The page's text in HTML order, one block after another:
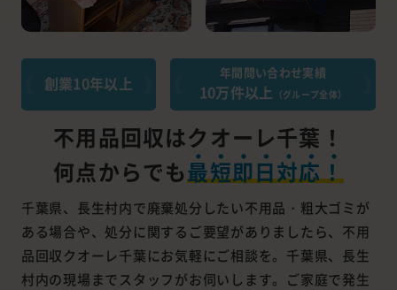
創業10年以上
年間問い合わせ実績
10万件以上 （グループ全体）
不用品回収はクオーレ千葉！
何点からでも最短即日対応！
千葉県、長生村内で廃棄処分したい不用品・粗大ゴミが
ある場合や、処分に関するご要望がありましたら、不用
品回収クオーレ千葉にお気軽にご相談を。千葉県、長生
村内の現場までスタッフがお伺いします。ご家庭で発生